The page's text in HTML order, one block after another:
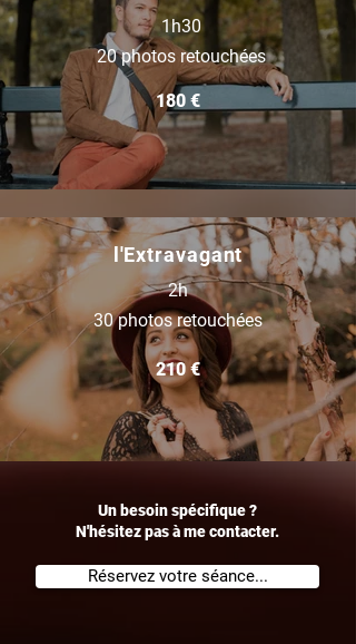
1h30
20 photos retouchées
180 €
l'Extravagant
2h
30 photos retouchées
210 €
Un besoin spécifique ?
N'hésitez pas à me contacter.
Réservez votre séance...